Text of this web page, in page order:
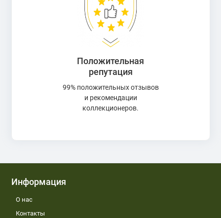
Положительная
репутация
99% положительных отзывов
и рекомендации
коллекционеров.
Информация
О нас
Контакты